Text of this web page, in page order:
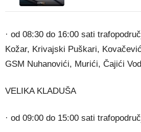
· od 08:30 do 16:00 sati
Kožar, Krivajski Puškari,
GSM Nuhanovići, Murići, Čajići
VELIKA KLADUŠA
· od 09:00 do 15:00 sati